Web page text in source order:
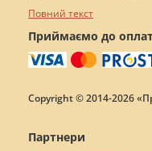
Повний текст
Приймаємо до
Copyright © 2014-2026
Партнери